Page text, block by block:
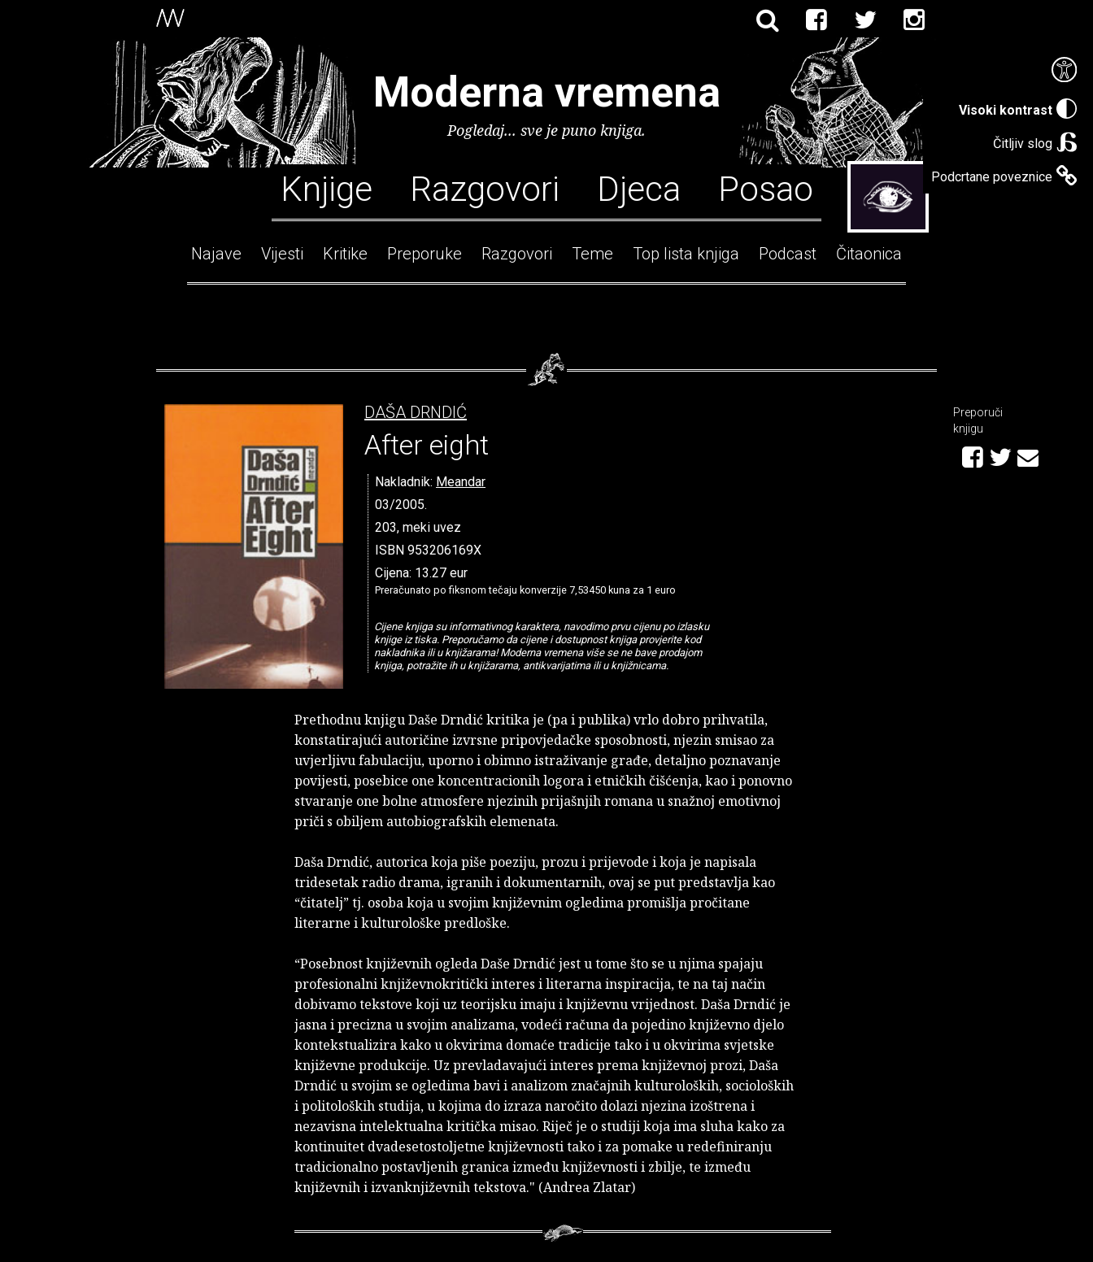
Visoki kontrast
Čitljiv slog
Podcrtane poveznice
Moderna vremena
Pogledaj... sve je puno knjiga.
Knjige Razgovori Djeca Posao
Najave Vijesti Kritike Preporuke Razgovori Teme Top lista knjiga Podcast Čitaonica
DAŠA DRNDIĆ
After eight
Nakladnik: Meandar
03/2005.
203, meki uvez
ISBN 953206169X
Cijena: 13.27 eur
Preračunato po fiksnom tečaju konverzije 7,53450 kuna za 1 euro
Cijene knjiga su informativnog karaktera, navodimo prvu cijenu po izlasku
knjige iz tiska. Preporučamo da cijene i dostupnost knjiga provjerite kod
nakladnika ili u knjižarama! Moderna vremena više se ne bave prodajom
knjiga, potražite ih u knjižarama, antikvarijatima ili u knjižnicama.
Prethodnu knjigu Daše Drndić kritika je (pa i publika) vrlo dobro prihvatila,
konstatirajući autoričine izvrsne pripovjedačke sposobnosti, njezin smisao za
uvjerljivu fabulaciju, uporno i obimno istraživanje građe, detaljno poznavanje
povijesti, posebice one koncentracionih logora i etničkih čišćenja, kao i ponovno
stvaranje one bolne atmosfere njezinih prijašnjih romana u snažnoj emotivnoj
priči s obiljem autobiografskih elemenata.
Daša Drndić, autorica koja piše poeziju, prozu i prijevode i koja je napisala
tridesetak radio drama, igranih i dokumentarnih, ovaj se put predstavlja kao
“čitatelj” tj. osoba koja u svojim književnim ogledima promišlja pročitane
literarne i kulturološke predloške.
“Posebnost književnih ogleda Daše Drndić jest u tome što se u njima spajaju
profesionalni književnokritički interes i literarna inspiracija, te na taj način
dobivamo tekstove koji uz teorijsku imaju i književnu vrijednost. Daša Drndić je
jasna i precizna u svojim analizama, vodeći računa da pojedino književno djelo
kontekstualizira kako u okvirima domaće tradicije tako i u okvirima svjetske
književne produkcije. Uz prevladavajući interes prema književnoj prozi, Daša
Drndić u svojim se ogledima bavi i analizom značajnih kulturoloških, socioloških
i politoloških studija, u kojima do izraza naročito dolazi njezina izoštrena i
nezavisna intelektualna kritička misao. Riječ je o studiji koja ima sluha kako za
kontinuitet dvadesetostoljetne književnosti tako i za pomake u redefiniranju
tradicionalno postavljenih granica između književnosti i zbilje, te između
književnih i izvanknjiževnih tekstova." (Andrea Zlatar)
Preporuči
knjigu